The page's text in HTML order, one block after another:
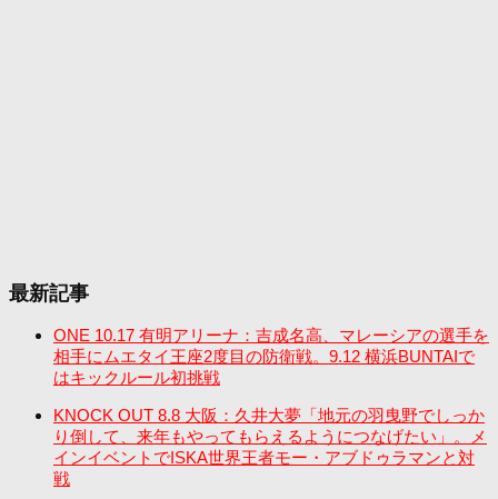
最新記事
ONE 10.17 有明アリーナ：吉成名高、マレーシアの選手を
相手にムエタイ王座2度目の防衛戦。9.12 横浜BUNTAIで
はキックルール初挑戦
KNOCK OUT 8.8 大阪：久井大夢「地元の羽曳野でしっか
り倒して、来年もやってもらえるようにつなげたい」。メ
インイベントでISKA世界王者モー・アブドゥラマンと対
戦